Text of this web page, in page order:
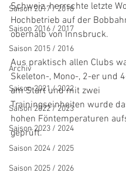
Saison 2017 / 2018
Saison 2016 / 2017
Saison 2015 / 2016
Archiv
Saison 2021 / 2022
Saison 2022 / 2023
Saison 2023 / 2024
Saison 2024 / 2025
Saison 2025 / 2026
Schweiz. herrschte letzte
Hochbetrieb auf der
oberhalb von Innsbruck.
Aus praktisch allen Clubs
Skeleton-, Mono-, 2-er und
am Start und mit zwei
Trainingseinheiten wurde
hohen Föntemperaturen
geprüft.